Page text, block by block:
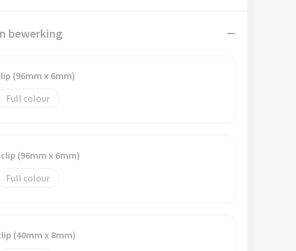
bewerking
(96mm x 6mm)
Full colour
(96mm x 6mm)
Full colour
(40mm x 8mm)